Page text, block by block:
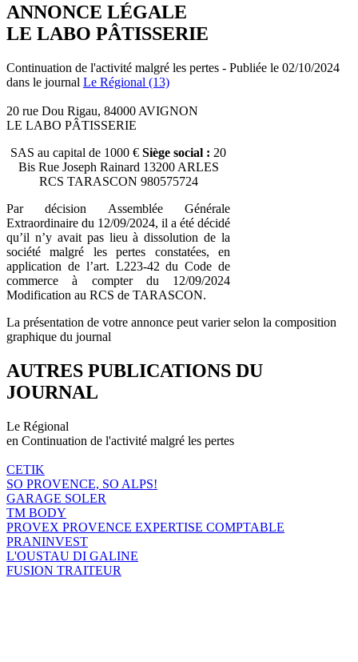
ANNONCE LÉGALE
LE LABO PÂTISSERIE
Continuation de l'activité malgré les pertes - Publiée le 02/10/2024
dans le journal Le Régional (13)
20 rue Dou Rigau, 84000 AVIGNON
LE LABO PÂTISSERIE
SAS au capital de 1000 € Siège social : 20
Bis Rue Joseph Rainard 13200 ARLES
RCS TARASCON 980575724
Par décision Assemblée Générale
Extraordinaire du 12/09/2024, il a été décidé
qu’il n’y avait pas lieu à dissolution de la
société malgré les pertes constatées, en
application de l’art. L223-42 du Code de
commerce à compter du 12/09/2024
Modification au RCS de TARASCON.
La présentation de votre annonce peut varier selon la composition
graphique du journal
AUTRES PUBLICATIONS DU
JOURNAL
Le Régional
en Continuation de l'activité malgré les pertes
CETIK
SO PROVENCE, SO ALPS!
GARAGE SOLER
TM BODY
PROVEX PROVENCE EXPERTISE COMPTABLE
PRANINVEST
L'OUSTAU DI GALINE
FUSION TRAITEUR